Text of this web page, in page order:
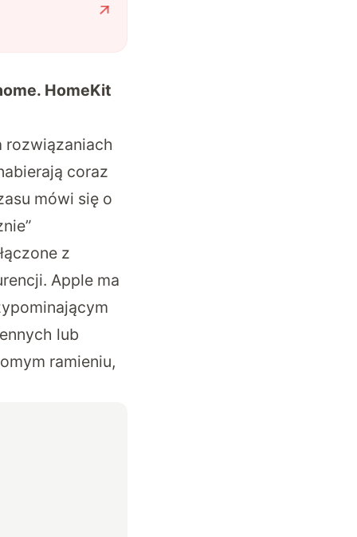
HomeKit
rozwiązaniach
coraz
mówi się o
z
Apple ma
lub
ramieniu,